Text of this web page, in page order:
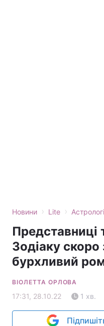
Новини › Lite ›
Представниці
Зодіаку скоро
бурхливий
ВІОЛЕТТА ОРЛОВА
17:31, 28.10.22 1 хв.